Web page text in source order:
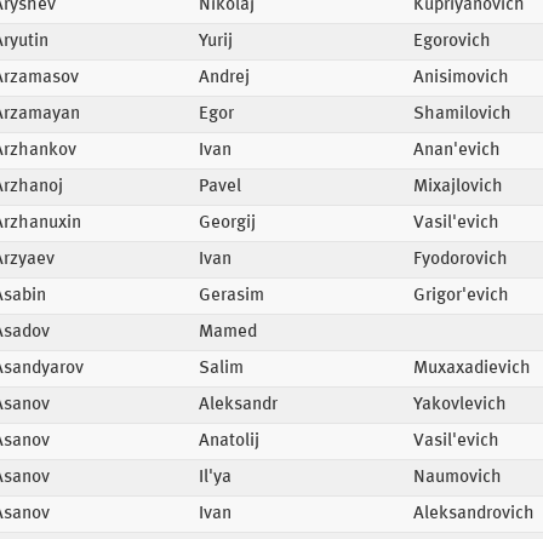
Nikolaj
Kupriyanovich
Yurij
Egorovich
Andrej
Anisimovich
Egor
Shamilovich
Ivan
Anan'evich
Pavel
Mixajlovich
Georgij
Vasil'evich
Ivan
Fyodorovich
Gerasim
Grigor'evich
Mamed
Salim
Muxaxadievich
Aleksandr
Yakovlevich
Anatolij
Vasil'evich
Il'ya
Naumovich
Ivan
Aleksandrovich